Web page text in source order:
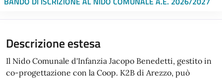
Descrizione estesa
Il Nido Comunale d'Infanzia Jacopo Benedetti, gestito in
co-progettazione con la Coop. K2B di Arezzo, può